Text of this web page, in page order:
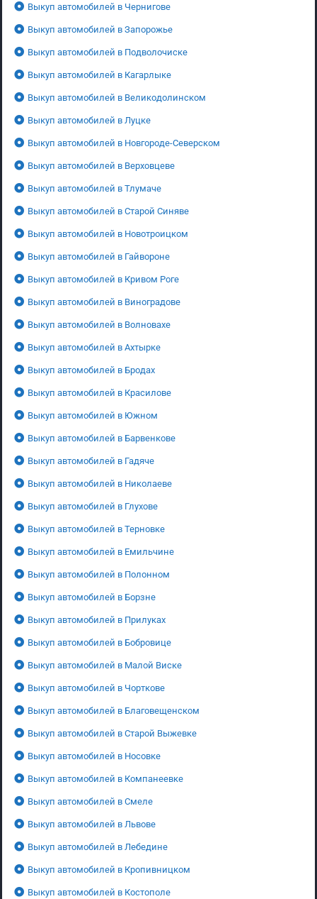
Выкуп автомобилей в Чернигове
Выкуп автомобилей в Запорожье
Выкуп автомобилей в Подволочиске
Выкуп автомобилей в Кагарлыке
Выкуп автомобилей в Великодолинском
Выкуп автомобилей в Луцке
Выкуп автомобилей в Новгороде-Северском
Выкуп автомобилей в Верховцеве
Выкуп автомобилей в Тлумаче
Выкуп автомобилей в Старой Синяве
Выкуп автомобилей в Новотроицком
Выкуп автомобилей в Гайвороне
Выкуп автомобилей в Кривом Роге
Выкуп автомобилей в Виноградове
Выкуп автомобилей в Волновахе
Выкуп автомобилей в Ахтырке
Выкуп автомобилей в Бродах
Выкуп автомобилей в Красилове
Выкуп автомобилей в Южном
Выкуп автомобилей в Барвенкове
Выкуп автомобилей в Гадяче
Выкуп автомобилей в Николаеве
Выкуп автомобилей в Глухове
Выкуп автомобилей в Терновке
Выкуп автомобилей в Емильчине
Выкуп автомобилей в Полонном
Выкуп автомобилей в Борзне
Выкуп автомобилей в Прилуках
Выкуп автомобилей в Бобровице
Выкуп автомобилей в Малой Виске
Выкуп автомобилей в Чорткове
Выкуп автомобилей в Благовещенском
Выкуп автомобилей в Старой Выжевке
Выкуп автомобилей в Носовке
Выкуп автомобилей в Компанеевке
Выкуп автомобилей в Смеле
Выкуп автомобилей в Львове
Выкуп автомобилей в Лебедине
Выкуп автомобилей в Кропивницком
Выкуп автомобилей в Костополе